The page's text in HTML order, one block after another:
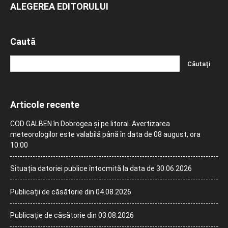
ALEGEREA EDITORULUI
Caută
Articole recente
COD GALBEN în Dobrogea și pe litoral. Avertizarea
meteorologilor este valabilă până în data de 08 august, ora
10:00
Situația datoriei publice întocmită la data de 30.06.2026
Publicații de căsătorie din 04.08.2026
Publicație de căsătorie din 03.08.2026